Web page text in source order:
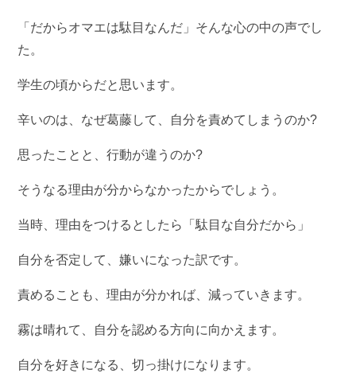
「だからオマエは駄目なんだ」そんな心の中の声でし
た。
学生の頃からだと思います。
辛いのは、なぜ葛藤して、自分を責めてしまうのか?
思ったことと、行動が違うのか?
そうなる理由が分からなかったからでしょう。
当時、理由をつけるとしたら「駄目な自分だから」
自分を否定して、嫌いになった訳です。
責めることも、理由が分かれば、減っていきます。
霧は晴れて、自分を認める方向に向かえます。
自分を好きになる、切っ掛けになります。